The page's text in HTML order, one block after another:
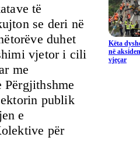
të
se deri në
duhet
vjetor i cili
me
Përgjithshme
publik
e
për
Këta
në
vjeçar